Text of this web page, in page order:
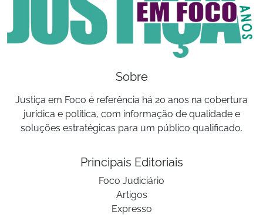
Sobre
Justiça em Foco é referência há 20 anos na cobertura
jurídica e política, com informação de qualidade e
soluções estratégicas para um público qualificado.
Principais Editoriais
Foco Judiciário
Artigos
Expresso